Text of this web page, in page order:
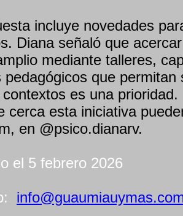
incluye novedades
Diana señaló que
mediante talleres,
pedagógicos que permitan
es una
cerca esta iniciativa
en @psico.dianarv.
el 5 febrero 2026